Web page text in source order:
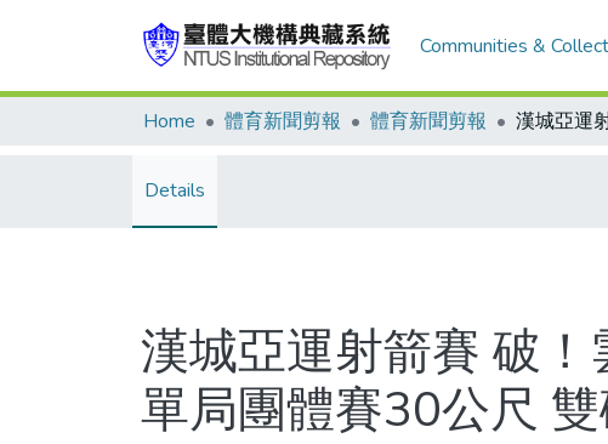
Communities &
Home 體育新聞剪報 體育新聞剪報
Details
漢城亞運射箭賽 破
單局團體賽30公尺